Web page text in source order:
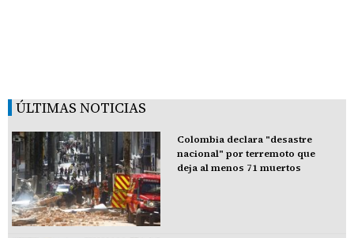
ÚLTIMAS NOTICIAS
Colombia declara "desastre
nacional" por terremoto que
deja al menos 71 muertos